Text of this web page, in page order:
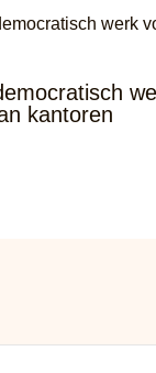
kantoren